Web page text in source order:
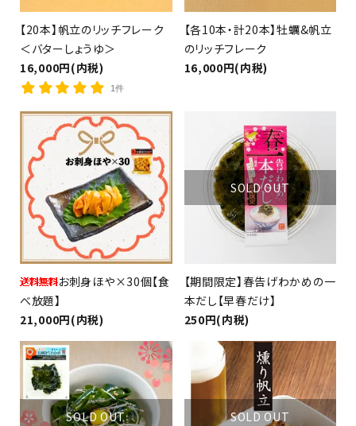
【20本】帆立のリッチフレーク
＜バターしょうゆ＞
16,000円(内税)
1件
【各10本・計20本】牡蠣&帆立
のリッチフレーク
16,000円(内税)
お刺身ほや×30個【食
べ放題】
21,000円(内税)
SOLD OUT
【期間限定】春告げわかめの一
本だし【早春だけ】
250円(内税)
SOLD OUT SOLD OUT